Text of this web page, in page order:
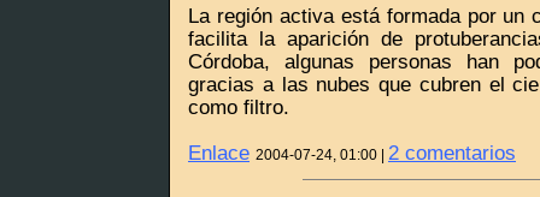
La región activa está formada por un
facilita la aparición de
Córdoba, algunas personas han
gracias a las nubes que cubren el
como filtro.
Enlace 2004-07-24, 01:00 | 2 comentarios